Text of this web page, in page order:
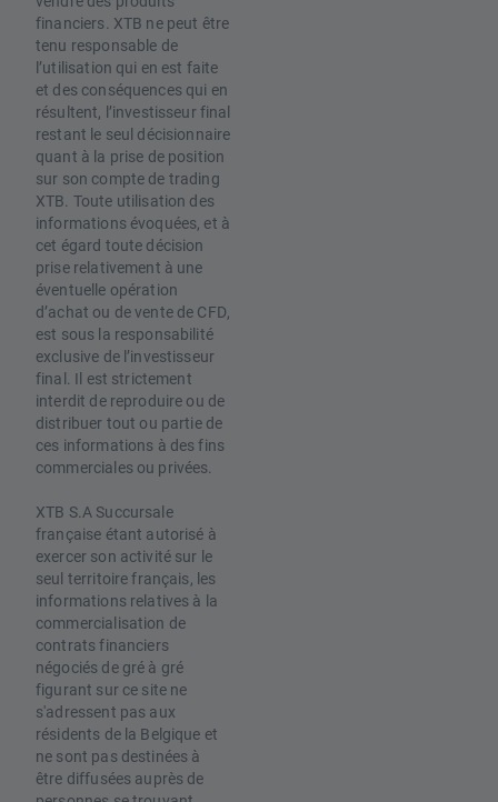
financiers. XTB ne peut être
tenu responsable de
l’utilisation qui en est faite
et des conséquences qui en
résultent, l’investisseur final
restant le seul décisionnaire
quant à la prise de position
sur son compte de trading
XTB. Toute utilisation des
informations évoquées, et à
cet égard toute décision
prise relativement à une
éventuelle opération
d’achat ou de vente de CFD,
est sous la responsabilité
exclusive de l’investisseur
final. Il est strictement
interdit de reproduire ou de
distribuer tout ou partie de
ces informations à des fins
commerciales ou privées.
XTB S.A Succursale
française étant autorisé à
exercer son activité sur le
seul territoire français, les
informations relatives à la
commercialisation de
contrats financiers
négociés de gré à gré
figurant sur ce site ne
s'adressent pas aux
résidents de la Belgique et
ne sont pas destinées à
être diffusées auprès de